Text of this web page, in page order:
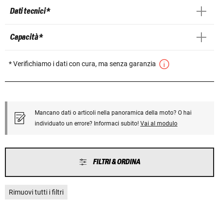
Dati tecnici *
Capacità *
* Verifichiamo i dati con cura, ma senza garanzia
Mancano dati o articoli nella panoramica della moto? O hai
individuato un errore? Informaci subito! Vai al modulo
FILTRI & ORDINA
Rimuovi tutti i filtri